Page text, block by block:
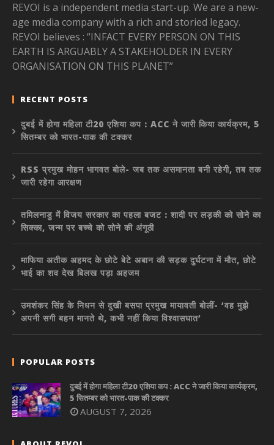
REVOI is a independent media start-up. We are a new-
age media company with a rich and storied legacy.
REVOI believes : “INFACT EVERY PERSON ON THIS
EARTH IS ARGUABLY A STAKEHOLDER IN EVERY
ORGANISATION ON THIS PLANET”
RECENT POSTS
दुबई में होगा महिला टी20 एशिया कप : ACC ने जारी किया कार्यक्रम, 5
सितम्बर को भारत-पाक की टक्कर
RSS प्रमुख मोहन भागवत बोले- जब तक असमानता बनी रहेगी, तब तक
जारी रहेगा आरक्षण
तमिलनाडु में विजय सरकार का पहला बजट : शादी पर लड़की को सोने का
सिक्का, जन्म पर बच्चे को सोने की अंगूठी
माफिया अतीक अहमद के छोटे बेटे अबान की सड़क दुर्घटना में मौत, छोटे
भाई का शव देख बिलख पड़ा अहजम
उमशंकर सिंह के निधन से दुखी बसपा प्रमुख मायावती बोलीं- ‘वह मुझे
अपनी सगी बहन मानते थे, कभी नहीं किया विश्वासघात’
POPULAR POSTS
दुबई में होगा महिला टी20 एशिया कप : ACC ने जारी किया कार्यक्रम,
5 सितम्बर को भारत-पाक की टक्कर
AUGUST 7, 2026